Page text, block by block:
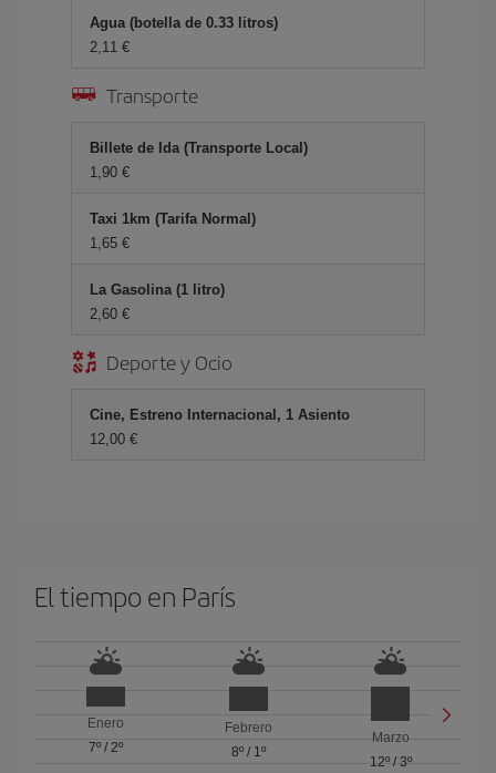
Agua (botella de 0.33 litros)
2,11 €
Transporte
Billete de Ida (Transporte Local)
1,90 €
Taxi 1km (Tarifa Normal)
1,65 €
La Gasolina (1 litro)
2,60 €
Deporte y Ocio
Cine, Estreno Internacional, 1 Asiento
12,00 €
El tiempo en París
Enero
7º/ 2º
Febrero
8º/ 1º
Marzo
12º/ 3º